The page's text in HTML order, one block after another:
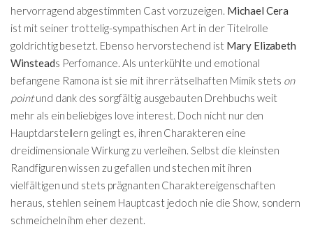
hervorragend abgestimmten Cast vorzuzeigen. Michael Cera
ist mit seiner trottelig-sympathischen Art in der Titelrolle
goldrichtig besetzt. Ebenso hervorstechend ist Mary Elizabeth
Winsteads Perfomance. Als unterkühlte und emotional
befangene Ramona ist sie mit ihrer rätselhaften Mimik stets on
pointund dank des sorgfältig ausgebauten Drehbuchs weit
mehr als ein beliebiges love interest. Doch nicht nur den
Hauptdarstellern gelingt es, ihren Charakteren eine
dreidimensionale Wirkung zu verleihen. Selbst die kleinsten
Randfiguren wissen zu gefallen und stechen mit ihren
vielfältigen und stets prägnanten Charaktereigenschaften
heraus, stehlen seinem Hauptcast jedoch nie die Show, sondern
schmeicheln ihm eher dezent.